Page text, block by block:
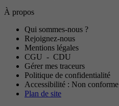
À propos
Qui sommes-nous ?
Rejoignez-nous
Mentions légales
CGU - CDU
Gérer mes traceurs
Politique de confidentialité
Accessibilité : Non conforme
Plan de site